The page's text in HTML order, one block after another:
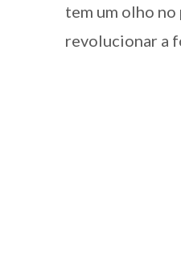
tem um olho no
revolucionar a